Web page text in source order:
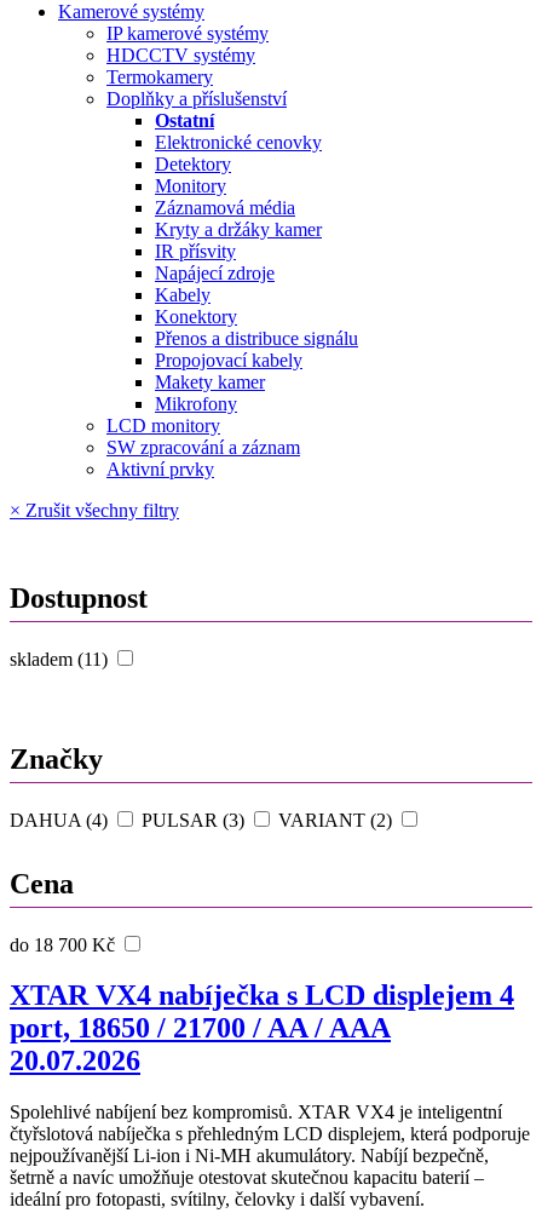
Kamerové systémy
IP kamerové systémy
HDCCTV systémy
Termokamery
Doplňky a příslušenství
Ostatní
Elektronické cenovky
Detektory
Monitory
Záznamová média
Kryty a držáky kamer
IR přísvity
Napájecí zdroje
Kabely
Konektory
Přenos a distribuce signálu
Propojovací kabely
Makety kamer
Mikrofony
LCD monitory
SW zpracování a záznam
Aktivní prvky
× Zrušit všechny filtry
Dostupnost
skladem (11)
Značky
DAHUA (4) PULSAR (3) VARIANT (2)
Cena
do 18 700 Kč
XTAR VX4 nabíječka s LCD displejem 4
port, 18650 / 21700 / AA / AAA
20.07.2026
Spolehlivé nabíjení bez kompromisů. XTAR VX4 je inteligentní
čtyřslotová nabíječka s přehledným LCD displejem, která podporuje
nejpoužívanější Li-ion i Ni-MH akumulátory. Nabíjí bezpečně,
šetrně a navíc umožňuje otestovat skutečnou kapacitu baterií –
ideální pro fotopasti, svítilny, čelovky i další vybavení.